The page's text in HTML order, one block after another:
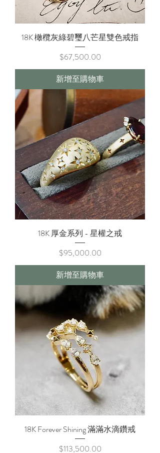
18K 橄欖灰綠碧璽八芒星雙色戒指
價格
$67,500.00
新增至購物車
18K 厚金系列 - 星權之戒
價格
$95,000.00
新增至購物車
18K Forever Shining 滿滿水滴鑽戒
價格
$113,500.00